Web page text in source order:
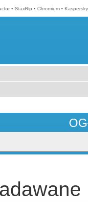
• StaxRip • Chromium •